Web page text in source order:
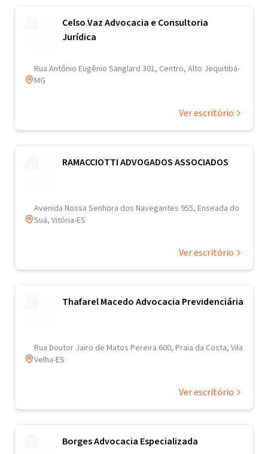
Celso Vaz Advocacia e Consultoria
Jurídica
Rua Antônio Eugênio Sanglard 301, Centro, Alto Jequitibá-
MG
Ver escritório
RAMACCIOTTI ADVOGADOS ASSOCIADOS
Avenida Nossa Senhora dos Navegantes 955, Enseada do
Suá, Vitória-ES
Ver escritório
Thafarel Macedo Advocacia Previdenciária
Rua Doutor Jairo de Matos Pereira 600, Praia da Costa, Vila
Velha-ES
Ver escritório
Borges Advocacia Especializada